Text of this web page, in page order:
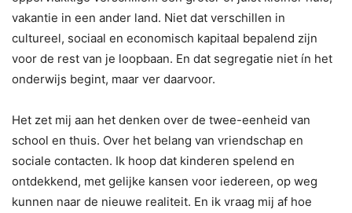
vakantie in een ander land. Niet dat verschillen in
cultureel, sociaal en economisch kapitaal bepalend zijn
voor de rest van je loopbaan. En dat segregatie niet ín het
onderwijs begint, maar ver daarvoor.
Het zet mij aan het denken over de twee-eenheid van
school en thuis. Over het belang van vriendschap en
sociale contacten. Ik hoop dat kinderen spelend en
ontdekkend, met gelijke kansen voor iedereen, op weg
kunnen naar de nieuwe realiteit. En ik vraag mij af hoe